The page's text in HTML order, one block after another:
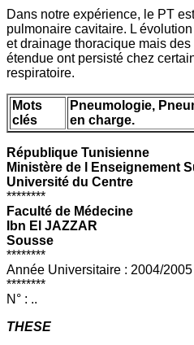
Dans notre expérience, le PT
pulmonaire cavitaire. L
et drainage thoracique mais
étendue ont persisté chez
respiratoire.
Mots
clés
Pneumologie,
en charge.
République Tunisienne
Ministère de l Enseignement
Université du Centre
********
Faculté de Médecine
Ibn El JAZZAR
Sousse
********
Année Universitaire : 2004/2005
********
N° : ..
THESE